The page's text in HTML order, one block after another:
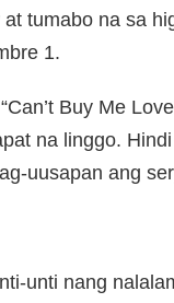
tumabo na sa
1.
Buy Me
na linggo.
uusapan ang
unti nang